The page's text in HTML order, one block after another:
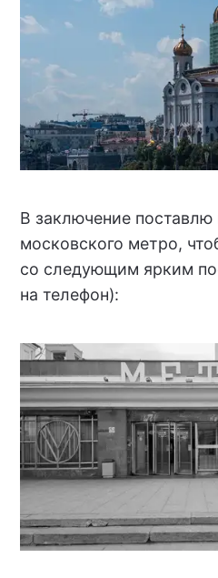
В заключение поставлю
московского метро,
со следующим ярким
на телефон):